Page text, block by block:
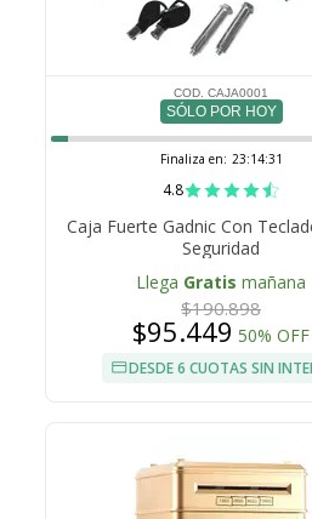
COD. CAJA0001
SÓLO POR HOY
Finaliza en: 23:14:31
4.8
Caja Fuerte Gadnic Con
Seguridad
Llega Gratis mañana
$190.898
$95.449 50% OFF
DESDE 6 CUOTAS SIN